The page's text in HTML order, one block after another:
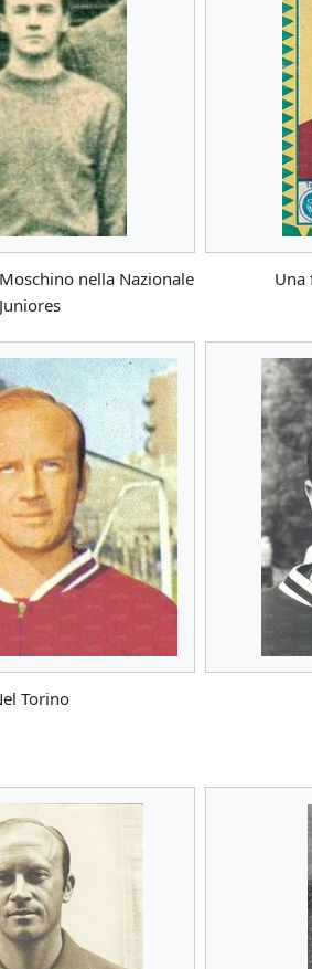
nella Nazionale
Juniores
Una
Torino